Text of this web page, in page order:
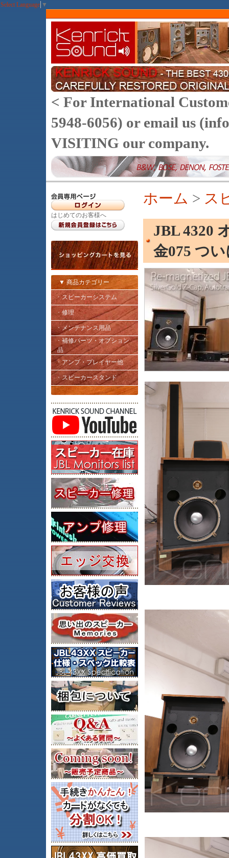
Select Language ▼
< For International
5948-6056) or email us
VISITING our company.
はじめてのお客様へ
▼ 商品カテゴリー
･ スピーカーシステム
･ 修理
･ メンテナンス用品
･ 補修パーツ・オプション
品
･ アンプ・プレイヤー他
･ スピーカースタンド
ホーム > ス
JBL 4320
金075 つ